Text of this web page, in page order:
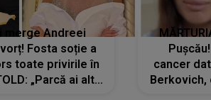
merge Andreei
Fosta soție a
toate privirile în
„Parcă ai altă
cancer
Berkovich,